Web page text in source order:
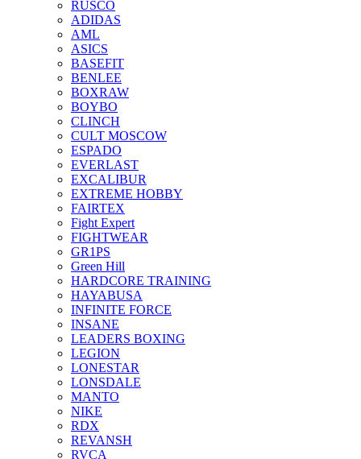
RUSCO
ADIDAS
AML
ASICS
BASEFIT
BENLEE
BOXRAW
BOYBO
CLINCH
CULT MOSCOW
ESPADO
EVERLAST
EXCALIBUR
EXTREME HOBBY
FAIRTEX
Fight Expert
FIGHTWEAR
GR1PS
Green Hill
HARDCORE TRAINING
HAYABUSA
INFINITE FORCE
INSANE
LEADERS BOXING
LEGION
LONESTAR
LONSDALE
MANTO
NIKE
RDX
REVANSH
RVCA